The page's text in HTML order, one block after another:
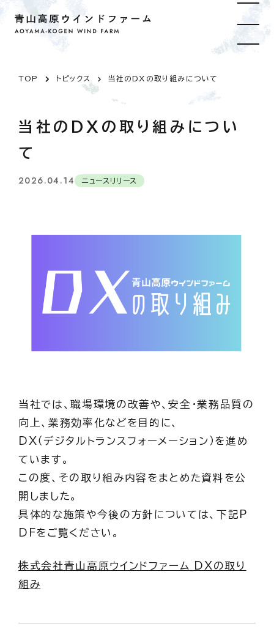
TOP トピックス 当社のDXの取り組みについて
当社のDXの取り組みについ
て
2026.04.14 ニュースリリース
当社では、職場環境の改善や、安全・業務品質の
向上、業務効率化などを目的に、
DX（デジタルトランスフォーメーション）を進め
ています。
この度、その取り組み内容をまとめた資料を公
開しました。
具体的な施策や今後の方針については、下記P
DFをご覧ください。
株式会社青山高原ウインドファーム_DXの取り
組み